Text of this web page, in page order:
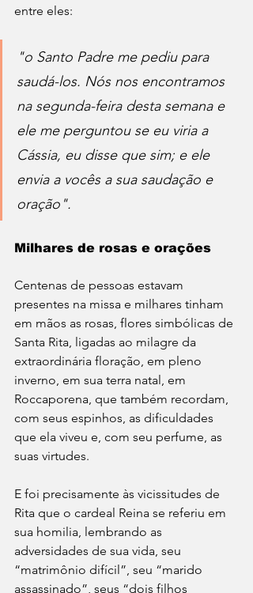
entre eles:
"o Santo Padre me pediu para
saudá-los. Nós nos encontramos
na segunda-feira desta semana e
ele me perguntou se eu viria a
Cássia, eu disse que sim; e ele
envia a vocês a sua saudação e
oração".
Milhares de rosas e orações
Centenas de pessoas estavam
presentes na missa e milhares tinham
em mãos as rosas, flores simbólicas de
Santa Rita, ligadas ao milagre da
extraordinária floração, em pleno
inverno, em sua terra natal, em
Roccaporena, que também recordam,
com seus espinhos, as dificuldades
que ela viveu e, com seu perfume, as
suas virtudes.
E foi precisamente às vicissitudes de
Rita que o cardeal Reina se referiu em
sua homilia, lembrando as
adversidades de sua vida, seu
“matrimônio difícil”, seu “marido
assassinado”, seus “dois filhos